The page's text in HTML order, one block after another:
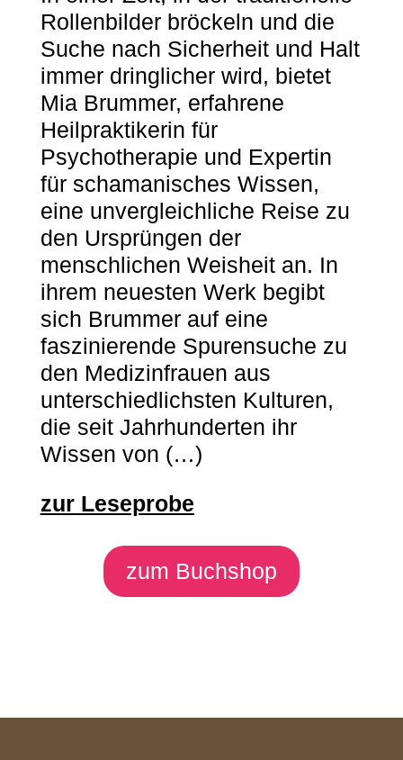
Rollenbilder bröckeln und die
Suche nach Sicherheit und Halt
immer dringlicher wird, bietet
Mia Brummer, erfahrene
Heilpraktikerin für
Psychotherapie und Expertin
für schamanisches Wissen,
eine unvergleichliche Reise zu
den Ursprüngen der
menschlichen Weisheit an. In
ihrem neuesten Werk begibt
sich Brummer auf eine
faszinierende Spurensuche zu
den Medizinfrauen aus
unterschiedlichsten Kulturen,
die seit Jahrhunderten ihr
Wissen von (…)
zur Leseprobe
zum Buchshop